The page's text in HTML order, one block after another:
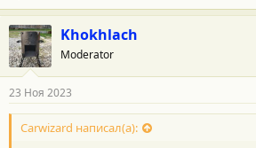
Khokhlach
Moderator
23 Ноя 2023
Carwizard написал(а):